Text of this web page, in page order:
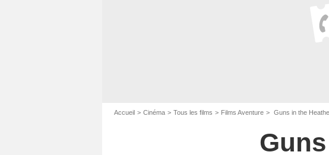
Accueil Cinéma Tous les films Films Aventure Guns in the